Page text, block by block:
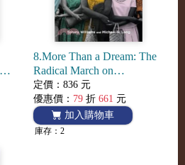
8.More Than a Dream: The
Radical March on
Washington for Jobs and
Freedom (National Book
Awards Longlist)
定價：836 元
優惠價： 79 折 661 元
加入購物車
庫存：2